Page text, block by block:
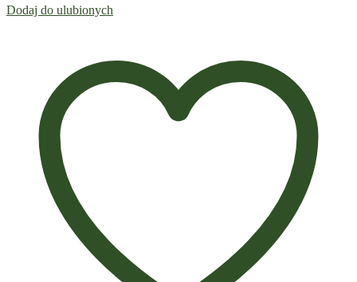
Dodaj do ulubionych